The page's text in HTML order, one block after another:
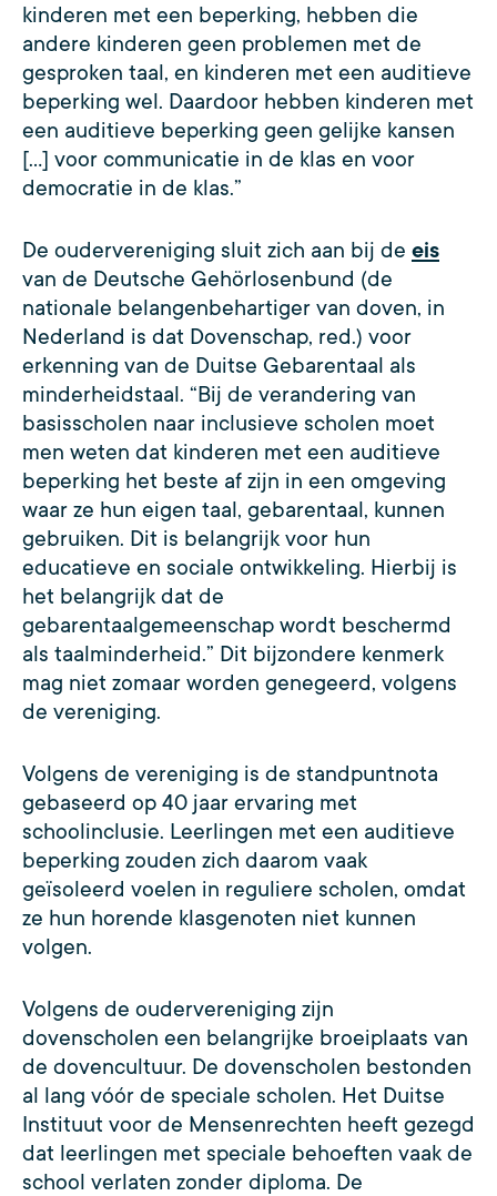
kinderen met een beperking, hebben die
andere kinderen geen problemen met de
gesproken taal, en kinderen met een auditieve
beperking wel. Daardoor hebben kinderen met
een auditieve beperking geen gelijke kansen
[…] voor communicatie in de klas en voor
democratie in de klas.”
De oudervereniging sluit zich aan bij de eis
van de Deutsche Gehörlosenbund (de
nationale belangenbehartiger van doven, in
Nederland is dat Dovenschap, red.) voor
erkenning van de Duitse Gebarentaal als
minderheidstaal. “Bij de verandering van
basisscholen naar inclusieve scholen moet
men weten dat kinderen met een auditieve
beperking het beste af zijn in een omgeving
waar ze hun eigen taal, gebarentaal, kunnen
gebruiken. Dit is belangrijk voor hun
educatieve en sociale ontwikkeling. Hierbij is
het belangrijk dat de
gebarentaalgemeenschap wordt beschermd
als taalminderheid.” Dit bijzondere kenmerk
mag niet zomaar worden genegeerd, volgens
de vereniging.
Volgens de vereniging is de standpuntnota
gebaseerd op 40 jaar ervaring met
schoolinclusie. Leerlingen met een auditieve
beperking zouden zich daarom vaak
geïsoleerd voelen in reguliere scholen, omdat
ze hun horende klasgenoten niet kunnen
volgen.
Volgens de oudervereniging zijn
dovenscholen een belangrijke broeiplaats van
de dovencultuur. De dovenscholen bestonden
al lang vóór de speciale scholen. Het Duitse
Instituut voor de Mensenrechten heeft gezegd
dat leerlingen met speciale behoeften vaak de
school verlaten zonder diploma. De